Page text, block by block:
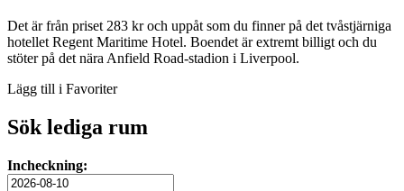
Det är från priset 283 kr och uppåt som du finner på det tvåstjärniga
hotellet Regent Maritime Hotel. Boendet är extremt billigt och du
stöter på det nära Anfield Road-stadion i Liverpool.
Lägg till i Favoriter
Sök lediga rum
Incheckning: